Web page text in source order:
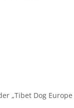
„Tibet Dog